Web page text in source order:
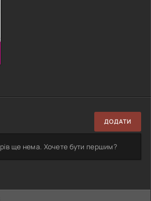
ДОДАТИ
ще нема. Хочете бути першим?